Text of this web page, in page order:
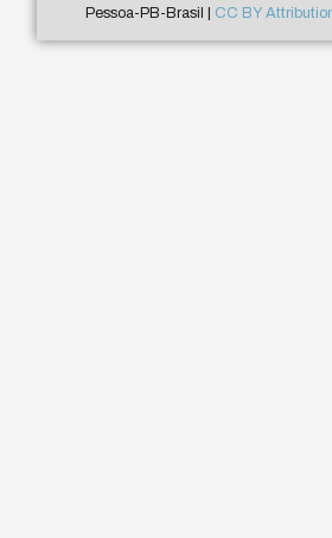
Pessoa-PB-Brasil | CC BY